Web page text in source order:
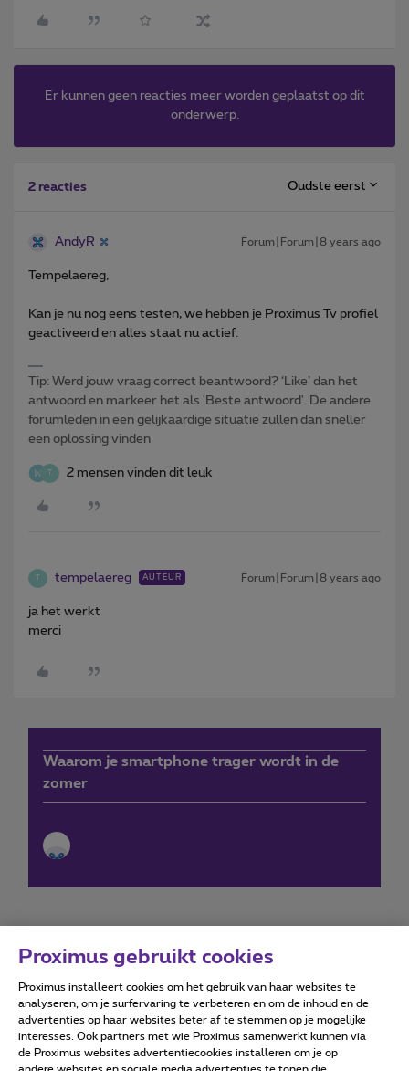
Er kunnen geen reacties meer worden geplaatst op dit
onderwerp.
2 reacties Oudste eerst
AndyR Forum|Forum|8 years ago
Tempelaereg,
Kan je nu nog eens testen, we hebben je Proximus Tv profiel
geactiveerd en alles staat nu actief.
Tip: Werd jouw vraag correct beantwoord? ‘Like’ dan het
antwoord en markeer het als 'Beste antwoord'. De andere
forumleden in een gelijkaardige situatie zullen dan sneller
een oplossing vinden
2 mensen vinden dit leuk
tempelaereg AUTEUR Forum|Forum|8 years ago
ja het werkt
merci
Waarom je smartphone trager wordt in de
zomer
Forumvoorwaarden Accessibility statement
Proximus gebruikt cookies
Proximus installeert cookies om het gebruik van haar websites te
analyseren, om je surfervaring te verbeteren en om de inhoud en de
advertenties op haar websites beter af te stemmen op je mogelijke
interesses. Ook partners met wie Proximus samenwerkt kunnen via
de Proximus websites advertentiecookies installeren om je op